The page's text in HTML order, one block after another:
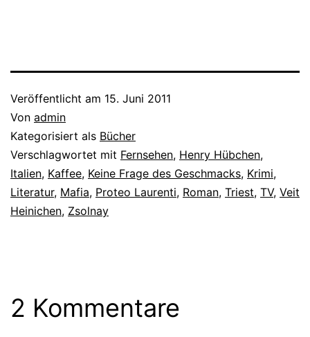
Veröffentlicht am 15. Juni 2011
Von admin
Kategorisiert als Bücher
Verschlagwortet mit Fernsehen, Henry Hübchen,
Italien, Kaffee, Keine Frage des Geschmacks, Krimi,
Literatur, Mafia, Proteo Laurenti, Roman, Triest, TV, Veit
Heinichen, Zsolnay
2 Kommentare